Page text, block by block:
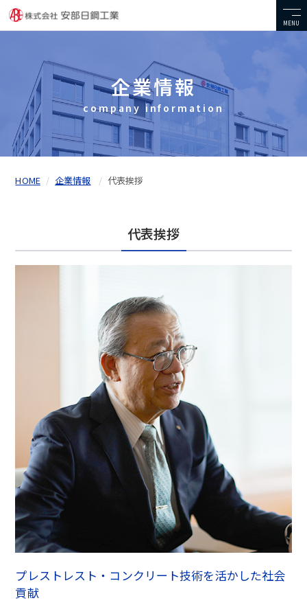
MENU
企業情報
company information
HOME 企業情報 代表挨拶
代表挨拶
プレストレスト・コンクリート技術を活かした社会
貢献